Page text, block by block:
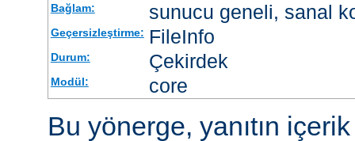
Bağlam: sunucu geneli, sanal
Geçersizleştirme: FileInfo
Durum: Çekirdek
Modül: core
Bu yönerge, yanıtın